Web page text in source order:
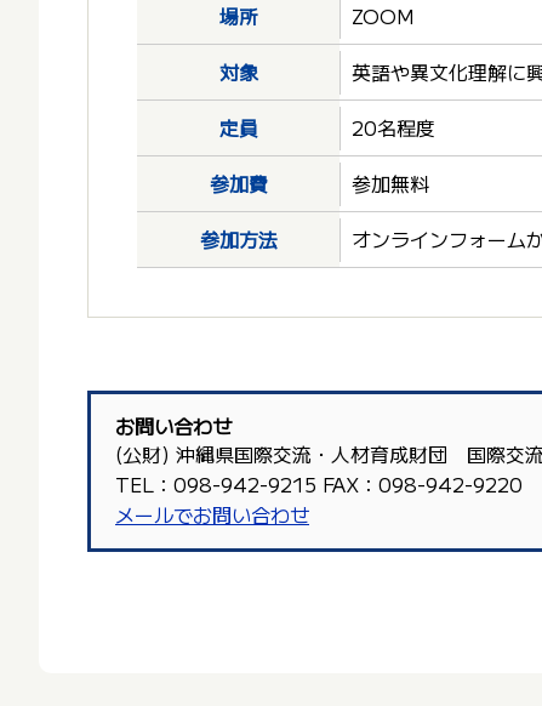
場所
ZOOM
対象
英語や異文化理解に
定員
20名程度
参加費
参加無料
参加方法
オンラインフォーム
お問い合わせ
(公財) 沖縄県国際交流・人材育成財団 国際交
TEL：098-942-9215 FAX：098-942-9220
メールでお問い合わせ